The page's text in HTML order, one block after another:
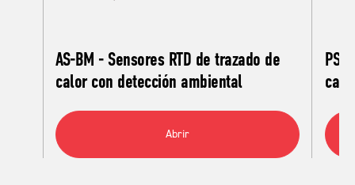
AS-BM - Sensores RTD de trazado de
calor con detección ambiental
Abrir
PS-